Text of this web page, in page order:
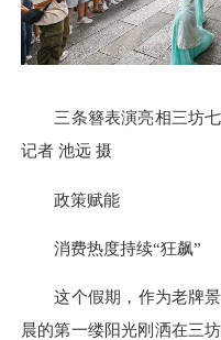
三条簪表演亮相三坊七
记者 池远 摄
政策赋能
消费热度持续“狂飙”
这个假期，作为老牌景
晨的第一缕阳光刚洒在三